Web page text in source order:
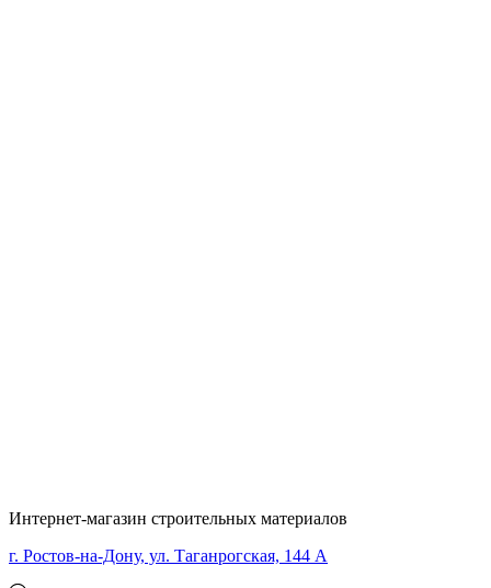
Интернет-магазин строительных материалов
г. Ростов-на-Дону, ул. Таганрогская, 144 А